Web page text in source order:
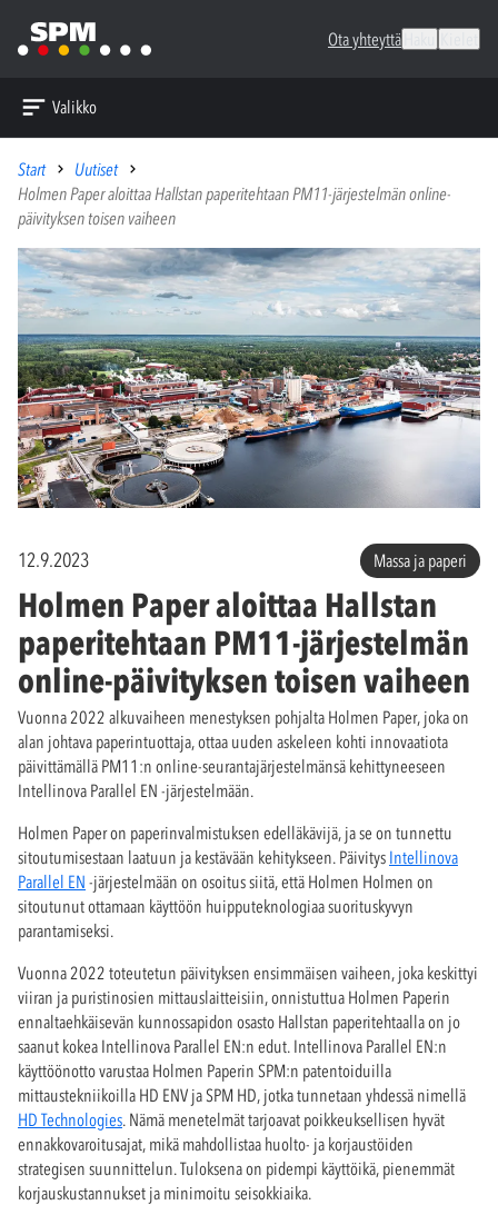
Ota yhteyttä
Valikko
Start
Uutiset
Holmen Paper aloittaa Hallstan paperitehtaan PM11-järjestelmän online-
päivityksen toisen vaiheen
12.9.2023 Massa ja paperi
Holmen Paper aloittaa Hallstan
paperitehtaan PM11-järjestelmän
online-päivityksen toisen vaiheen
Vuonna 2022 alkuvaiheen menestyksen pohjalta Holmen Paper, joka on
alan johtava paperintuottaja, ottaa uuden askeleen kohti innovaatiota
päivittämällä PM11:n online-seurantajärjestelmänsä kehittyneeseen
Intellinova Parallel EN -järjestelmään.
Holmen Paper on paperinvalmistuksen edelläkävijä, ja se on tunnettu
sitoutumisestaan laatuun ja kestävään kehitykseen. Päivitys Intellinova
Parallel EN -järjestelmään on osoitus siitä, että Holmen Holmen on
sitoutunut ottamaan käyttöön huipputeknologiaa suorituskyvyn
parantamiseksi.
Vuonna 2022 toteutetun päivityksen ensimmäisen vaiheen, joka keskittyi
viiran ja puristinosien mittauslaitteisiin, onnistuttua Holmen Paperin
ennaltaehkäisevän kunnossapidon osasto Hallstan paperitehtaalla on jo
saanut kokea Intellinova Parallel EN:n edut. Intellinova Parallel EN:n
käyttöönotto varustaa Holmen Paperin SPM:n patentoiduilla
mittaustekniikoilla HD ENV ja SPM HD, jotka tunnetaan yhdessä nimellä
HD Technologies. Nämä menetelmät tarjoavat poikkeuksellisen hyvät
ennakkovaroitusajat, mikä mahdollistaa huolto- ja korjaustöiden
strategisen suunnittelun. Tuloksena on pidempi käyttöikä, pienemmät
korjauskustannukset ja minimoitu seisokkiaika.